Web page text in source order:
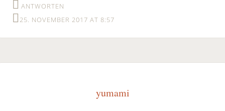
ANTWORTEN
25. NOVEMBER 2017 AT 8:57
yumami